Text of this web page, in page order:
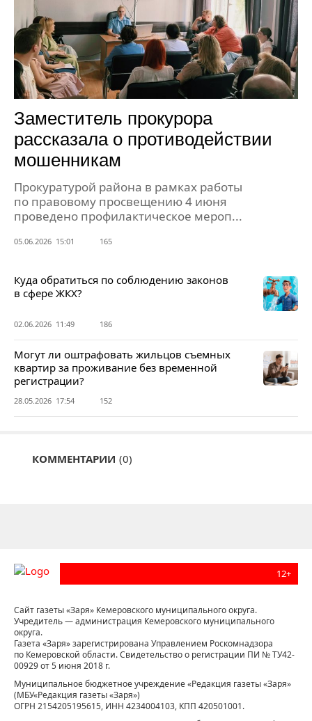
Заместитель прокурора
рассказала о противодействии
мошенникам
Прокуратурой района в рамках работы
по правовому просвещению 4 июня
проведено профилактическое мероп...
05.06.2026 15:01 165
Куда обратиться по соблюдению законов
в сфере ЖКХ?
02.06.2026 11:49 186
Могут ли оштрафовать жильцов съемных
квартир за проживание без временной
регистрации?
28.05.2026 17:54 152
КОММЕНТАРИИ (0)
12+
Сайт газеты «Заря» Кемеровского муниципального округа.
Учредитель — администрация Кемеровского муниципального
округа.
Газета «Заря» зарегистрирована Управлением Роскомнадзора
по Кемеровской области. Свидетельство о регистрации ПИ № ТУ42-
00929 от 5 июня 2018 г.
Муниципальное бюджетное учреждение «Редакция газеты «Заря»
(МБУ«Редакция газеты «Заря»)
ОГРН 2154205195615, ИНН 4234004103, КПП 420501001.